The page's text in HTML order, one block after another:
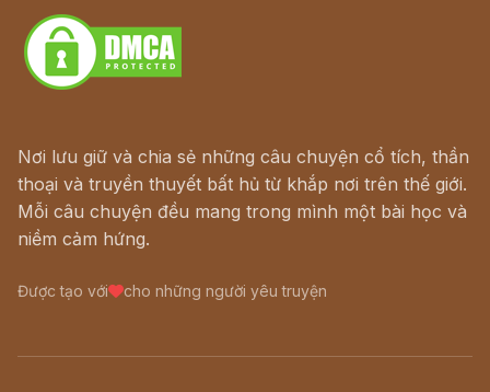
Nơi lưu giữ và chia sẻ những câu chuyện cổ tích, thần
thoại và truyền thuyết bất hủ từ khắp nơi trên thế giới.
Mỗi câu chuyện đều mang trong mình một bài học và
niềm cảm hứng.
Được tạo với cho những người yêu truyện